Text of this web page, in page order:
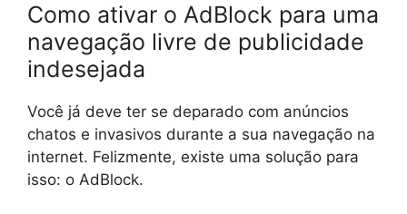
Como ativar o AdBlock para uma
navegação livre de publicidade
indesejada
Você já deve ter se deparado com anúncios
chatos e invasivos durante a sua navegação na
internet. Felizmente, existe uma solução para
isso: o AdBlock.